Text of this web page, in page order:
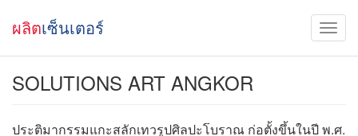
ผลิตเซ็นเตอร์
SOLUTIONS ART ANGKOR
ประติมากรรมแกะสลักเทวรูปศิลปะโบราณ ก่อตั้งขึ้นในปี พ.ศ.